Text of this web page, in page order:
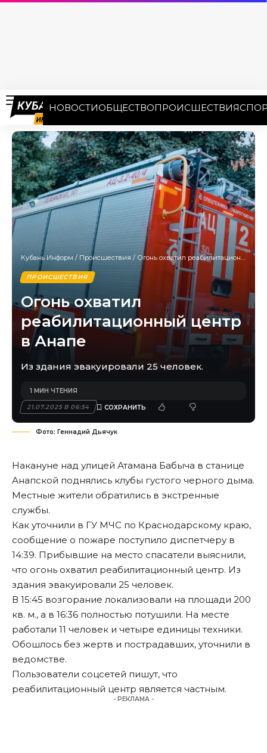
НОВОСТИОБЩЕСТВОПРОИСШЕСТВИЯ
Кубань Информ / Происшествия / Огонь охватил реабилитационный центр в Анапе
ПРОИСШЕСТВИЯ
Огонь охватил
реабилитационный центр
в Анапе
Из здания эвакуировали 25 человек.
21.07.2025 В 06:54
1 МИН ЧТЕНИЯ
Фото: Геннадий Дьячук
Накануне над улицей Атамана Бабыча в станице
Анапской поднялись клубы густого черного дыма.
Местные жители обратились в экстренные
службы.
Как уточнили в ГУ МЧС по Краснодарскому краю,
сообщение о пожаре поступило диспетчеру в
14:39. Прибывшие на место спасатели выяснили,
что огонь охватил реабилитационный центр. Из
здания эвакуировали 25 человек.
В 15:45 возгорание локализовали на площади 200
кв. м., а в 16:36 полностью потушили. На месте
работали 11 человек и четыре единицы техники.
Обошлось без жертв и пострадавших, уточнили в
ведомстве.
Пользователи соцсетей пишут, что
реабилитационный центр является частным.
- РЕКЛАМА -